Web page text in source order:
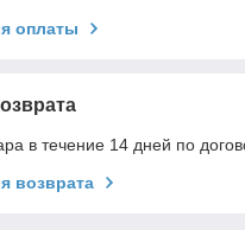
оплаты
в течение 14 дней по
возврата